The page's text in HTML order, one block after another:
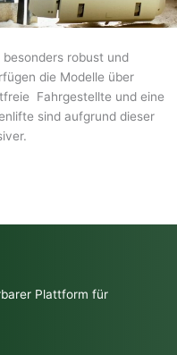
robust und
die Modelle über
Fahrgestellte und eine
sind aufgrund dieser
Plattform für